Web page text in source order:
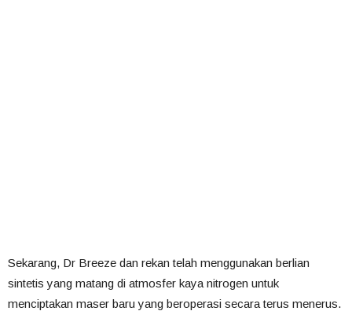
Sekarang, Dr Breeze dan rekan telah menggunakan berlian
sintetis yang matang di atmosfer kaya nitrogen untuk
menciptakan maser baru yang beroperasi secara terus menerus.